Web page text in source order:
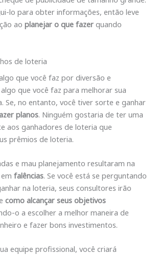
lo para obter informações, então leve
ao planejar o que fazer quando
de loteria
que você faz por diversão e
que você faz para melhorar sua
Se, no entanto, você tiver sorte e ganhar
planos. Ninguém gostaria de ter uma
aos ganhadores de loteria que
prêmios de loteria.
e mau planejamento resultaram na
falências. Se você está se perguntando
na loteria, seus consultores irão
como alcançar seus objetivos
o a escolher a melhor maneira de
e fazer bons investimentos.
equipe profissional, você criará